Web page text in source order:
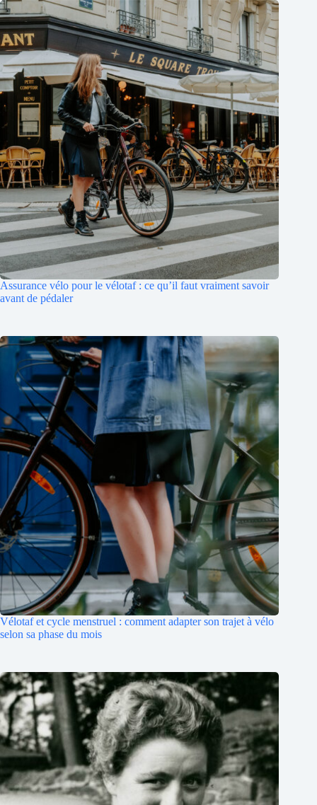
Assurance vélo pour le vélotaf : ce qu’il faut vraiment savoir
avant de pédaler
Vélotaf et cycle menstruel : comment adapter son trajet à vélo
selon sa phase du mois